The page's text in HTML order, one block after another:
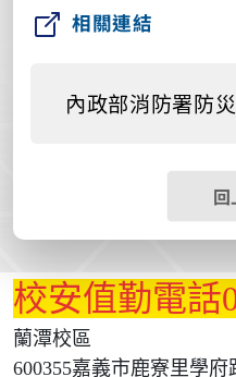
相關連結
內政部消防署防
回
校安值勤電話
蘭潭校區
600355嘉義市鹿寮里學府